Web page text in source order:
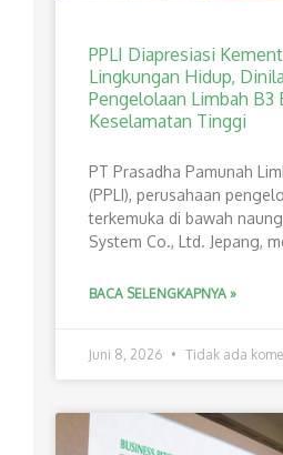
PPLI Diapresiasi
Lingkungan Hidup,
Pengelolaan Limbah B3
Keselamatan Tinggi
PT Prasadha Pamunah
(PPLI), perusahaan
terkemuka di bawah
System Co., Ltd. Jepang,
BACA SELENGKAPNYA »
Juni 8, 2026 Tidak ada